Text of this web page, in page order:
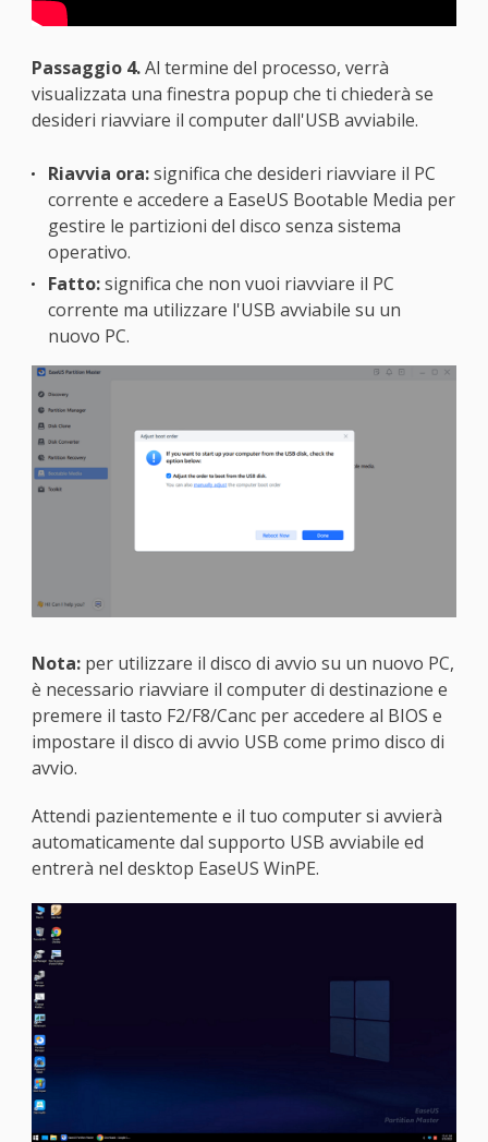
Passaggio 4.Al termine del processo, verrà
visualizzata una finestra popup che ti chiederà se
desideri riavviare il computer dall'USB avviabile.
Riavvia ora:significa che desideri riavviare il PC
corrente e accedere a EaseUS Bootable Media per
gestire le partizioni del disco senza sistema
operativo.
Fatto:significa che non vuoi riavviare il PC
corrente ma utilizzare l'USB avviabile su un
nuovo PC.
Nota:per utilizzare il disco di avvio su un nuovo PC,
è necessario riavviare il computer di destinazione e
premere il tasto F2/F8/Canc per accedere al BIOS e
impostare il disco di avvio USB come primo disco di
avvio.
Attendi pazientemente e il tuo computer si avvierà
automaticamente dal supporto USB avviabile ed
entrerà nel desktop EaseUS WinPE.